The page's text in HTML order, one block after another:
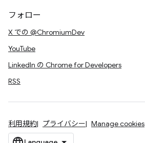
フォロー
X での @ChromiumDev
YouTube
LinkedIn の Chrome for Developers
RSS
利用規約 プライバシー Manage cookies